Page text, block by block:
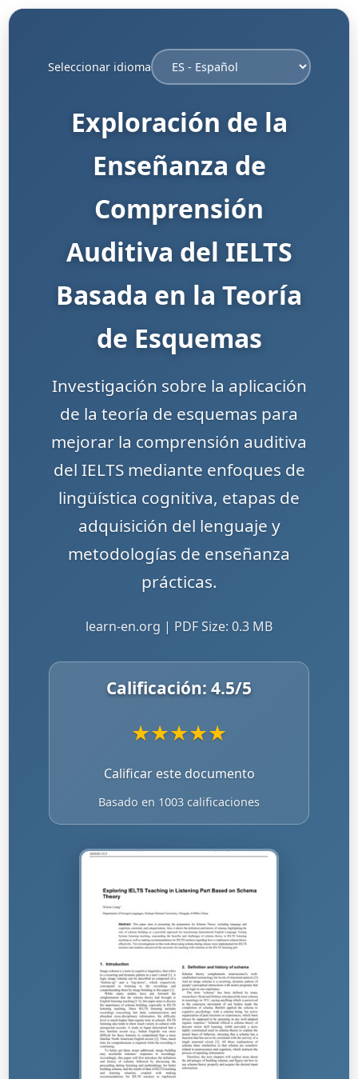
Seleccionar idioma
Exploración de la
Enseñanza de
Comprensión
Auditiva del IELTS
Basada en la Teoría
de Esquemas
Investigación sobre la aplicación
de la teoría de esquemas para
mejorar la comprensión auditiva
del IELTS mediante enfoques de
lingüística cognitiva, etapas de
adquisición del lenguaje y
metodologías de enseñanza
prácticas.
learn-en.org | PDF Size: 0.3 MB
Calificación: 4.5/5
★★★★★
Calificar este documento
Basado en 1003 calificaciones